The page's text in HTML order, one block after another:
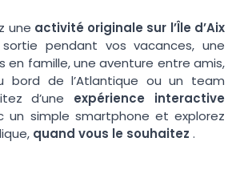
une activité originale sur l’Île d’Aix
pendant vos vacances, une
en famille, une aventure entre amis,
bord de l’Atlantique ou un team
d’une expérience interactive
un simple smartphone et explorez
quand vous le souhaitez .